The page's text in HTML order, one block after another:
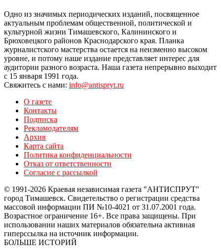
Одно из значимых периодических изданий, посвященное
актуальным проблемам общественной, политической и
культурной жизни Тимашевского, Калининского и
Брюховецкого районов Краснодарского края. Планка
журналистского мастерства остается на неизменно высоком
уровне, и потому наше издание представляет интерес для
аудитории разного возраста. Наша газета непрерывно выходит
с 15 января 1991 года.
Свяжитесь с нами: info@antispryt.ru
О газете
Контакты
Подписка
Рекламодателям
Архив
Карта сайта
Политика конфиденциальности
Отказ от ответственности
Согласие с рассылкой
© 1991-2026 Краевая независимая газета "АНТИСПРУТ"
город Тимашевск. Свидетельство о регистрации средства
массовой информации ПИ №10-4021 от 31.07.2001 года.
Возрастное ограничение 16+. Все права защищены. При
использовании наших материалов обязательна активная
гиперссылка на источник информации.
БОЛЬШЕ ИСТОРИЙ